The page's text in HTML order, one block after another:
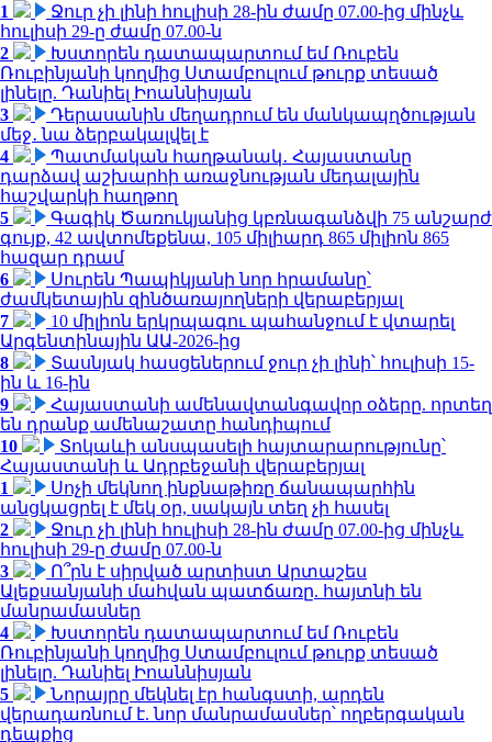
1
Ջուր չի լինի հուլիսի 28-ին ժամը 07.00-ից մինչև
հուլիսի 29-ը ժամը 07.00-ն
2
Խստորեն դատապարտում եմ Ռուբեն
Ռուբինյանի կողմից Ստամբուլում թուրք տեսած
լինելը. Դանիել Իոաննիսյան
3
Դերասանին մեղադրում են մանկապղծության
մեջ․ նա ձերբակալվել է
4
Պատմական հաղթանակ․ Հայաստանը
դարձավ աշխարհի առաջնության մեդալային
հաշվարկի հաղթող
5
Գագիկ Ծառուկյանից կբռնագանձվի 75 անշարժ
գույք, 42 ավտոմեքենա, 105 միլիարդ 865 միլիոն 865
հազար դրամ
6
Սուրեն Պապիկյանի նոր հրամանը՝
ժամկետային զինծառայողների վերաբերյալ
7
10 միլիոն երկրպագու պահանջում է վտարել
Արգենտինային ԱԱ-2026-ից
8
Տասնյակ հասցեներում ջուր չի լինի՝ հուլիսի 15-
ին և 16-ին
9
Հայաստանի ամենավտանգավոր օձերը. որտեղ
են դրանք ամենաշատը հանդիպում
10
Տոկաևի անսպասելի հայտարարությունը՝
Հայաստանի և Ադրբեջանի վերաբերյալ
1
Սոչի մեկնող ինքնաթիռը ճանապարհին
անցկացրել է մեկ օր, սակայն տեղ չի հասել
2
Ջուր չի լինի հուլիսի 28-ին ժամը 07.00-ից մինչև
հուլիսի 29-ը ժամը 07.00-ն
3
Ո՞րն է սիրված արտիստ Արտաշես
Ալեքսանյանի մահվան պատճառը. հայտնի են
մանրամասներ
4
Խստորեն դատապարտում եմ Ռուբեն
Ռուբինյանի կողմից Ստամբուլում թուրք տեսած
լինելը. Դանիել Իոաննիսյան
5
Նորայրը մեկնել էր հանգստի, արդեն
վերադառնում է. նոր մանրամասներ՝ ողբերգական
դեպքից